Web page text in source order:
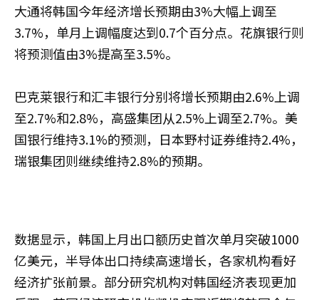
大通将韩国今年经济增长预期由3%大幅上调至
3.7%，单月上调幅度达到0.7个百分点。花旗银行则
将预测值由3%提高至3.5%。
巴克莱银行和汇丰银行分别将增长预期由2.6%上调
至2.7%和2.8%，高盛集团从2.5%上调至2.7%。美
国银行维持3.1%的预测，日本野村证券维持2.4%，
瑞银集团则继续维持2.8%的预期。
数据显示，韩国上月出口额历史首次单月突破1000
亿美元，半导体出口持续高速增长，各家机构看好
经济扩张前景。部分研究机构对韩国经济表现更加